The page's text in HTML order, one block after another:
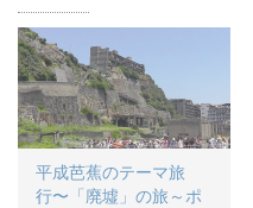
平成芭蕉のテーマ旅
行〜「廃墟」の旅～ポ